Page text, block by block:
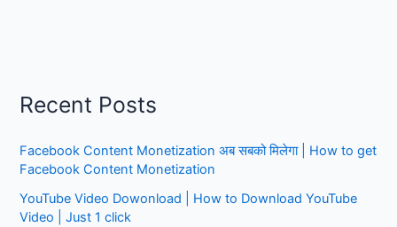
सिर्फ
मिनट
के
अंदर
Recent Posts
Facebook Content Monetization अब सबको मिलेगा | How to get
Facebook Content Monetization
YouTube Video Dowonload | How to Download YouTube
Video | Just 1 click